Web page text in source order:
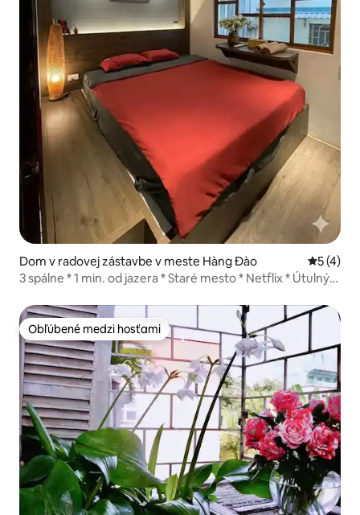
Dom v radovej zástavbe v meste Hàng Đào
5 (4)
3 spálne * 1 min. od jazera * Staré mesto * Netflix * Útulný
Obľúbené medzi hosťami
Obľúbené medzi hosťami